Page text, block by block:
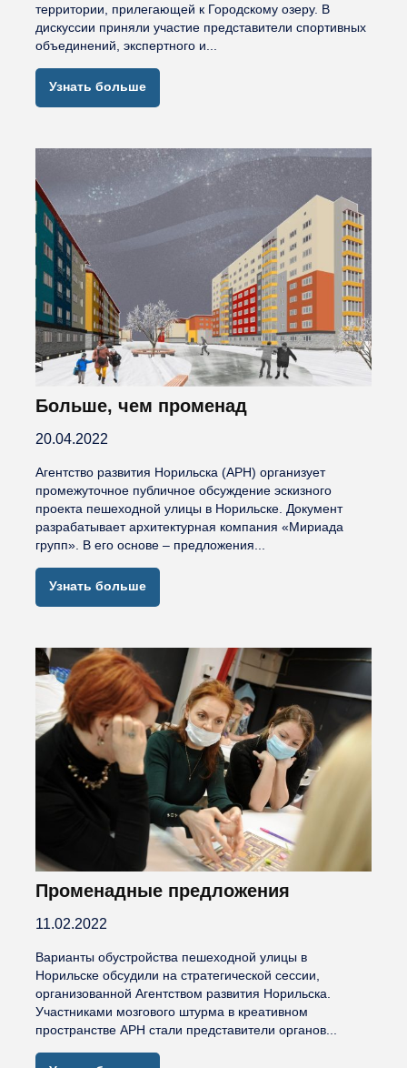
территории, прилегающей к Городскому озеру. В
дискуссии приняли участие представители спортивных
объединений, экспертного и...
Узнать больше
Больше, чем променад
20.04.2022
Агентство развития Норильска (АРН) организует
промежуточное публичное обсуждение эскизного
проекта пешеходной улицы в Норильске. Документ
разрабатывает архитектурная компания «Мириада
групп». В его основе – предложения...
Узнать больше
Променадные предложения
11.02.2022
Варианты обустройства пешеходной улицы в
Норильске обсудили на стратегической сессии,
организованной Агентством развития Норильска.
Участниками мозгового штурма в креативном
пространстве АРН стали представители органов...